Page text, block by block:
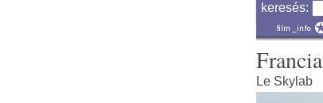
keresés:
Le Skylab